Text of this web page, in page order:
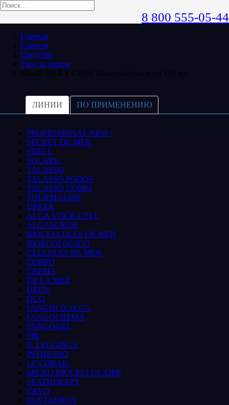
8 800 555-05-44
Главная
Главная
Средства
Уход за лицом
Rilastil DAILY CARE Мицеллярная вода 250 мл
ЛИНИИ ПО ПРИМЕНЕНИЮ
PROFESSIONAL NEW !
SECRET DE MER
SNELL
SOLARE
TALASSO
TALASSO PODOS
TALASSO UOMO
TOURMALINE
UPKER
ALGA STICK-CELL
ALGASCRUB
BIOCELLULES DE MER
BIOECOLOGICO
CELLULES DE MER
CORPO
CREMA
DE LA MER
DREN
DUO
FANGHI D'ALGA
FANGOCREMA
FANGOGEL
FIR
IL LEGGINGS
INTHENSO
LE CORAIL
MICRO BIOCELLULAIRE
SEATHERAPY
CRYO
PANTADREN